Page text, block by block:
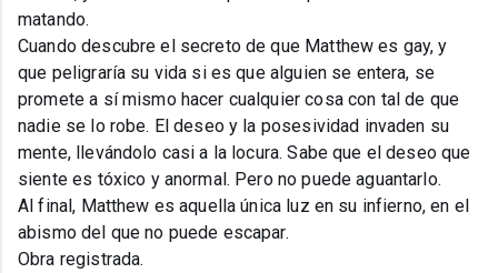
matando.
Cuando descubre el secreto de que Matthew es gay, y
que peligraría su vida si es que alguien se entera, se
promete a sí mismo hacer cualquier cosa con tal de que
nadie se lo robe. El deseo y la posesividad invaden su
mente, llevándolo casi a la locura. Sabe que el deseo que
siente es tóxico y anormal. Pero no puede aguantarlo.
Al final, Matthew es aquella única luz en su infierno, en el
abismo del que no puede escapar.
Obra registrada.